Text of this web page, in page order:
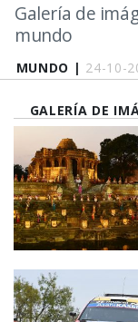
MUNDO | 24-10-
Galería de
mundo
GALERÍA DE